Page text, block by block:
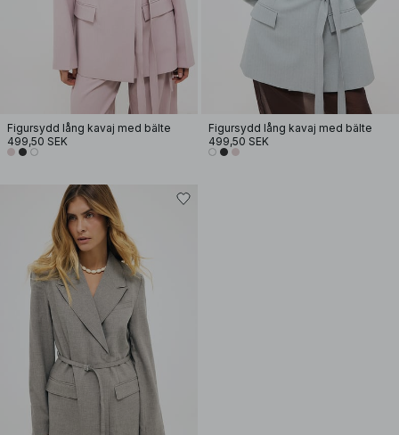
Figursydd lång kavaj med bälte
499,50 SEK
Figursydd lång kavaj med bälte
499,50 SEK